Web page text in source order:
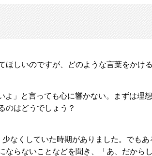
しいのですが、どのような言葉をかけ
」と言っても心に響かない。まずは理
のはどうでしょう？
なくしていた時期がありました。でも
らないことなどを聞き、「あ、だから